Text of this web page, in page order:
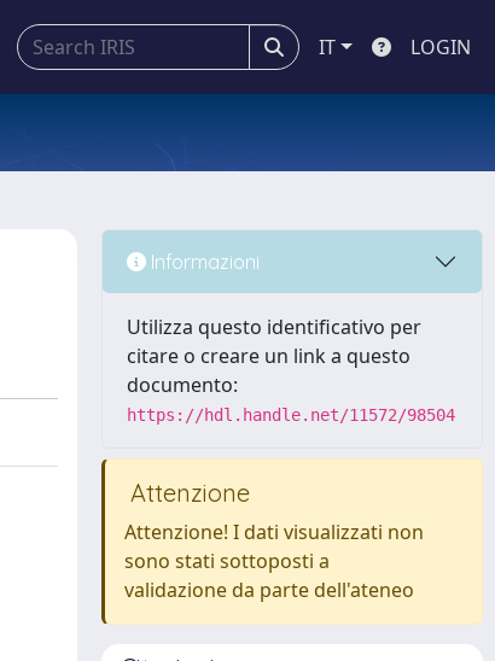
IT LOGIN
Informazioni
Utilizza questo identificativo per
citare o creare un link a questo
documento:
https://hdl.handle.net/11572/98504
Attenzione
Attenzione! I dati visualizzati non
sono stati sottoposti a
validazione da parte dell'ateneo